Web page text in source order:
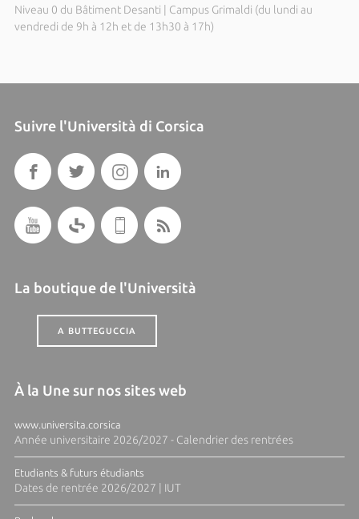
Niveau 0 du Bâtiment Desanti | Campus Grimaldi (du lundi au
vendredi de 9h à 12h et de 13h30 à 17h)
Suivre l'Università di Corsica
La boutique de l'Università
A BUTTEGUCCIA
À la Une sur nos sites web
www.universita.corsica
Année universitaire 2026/2027 - Calendrier des rentrées
Etudiants & futurs étudiants
Dates de rentrée 2026/2027 | IUT